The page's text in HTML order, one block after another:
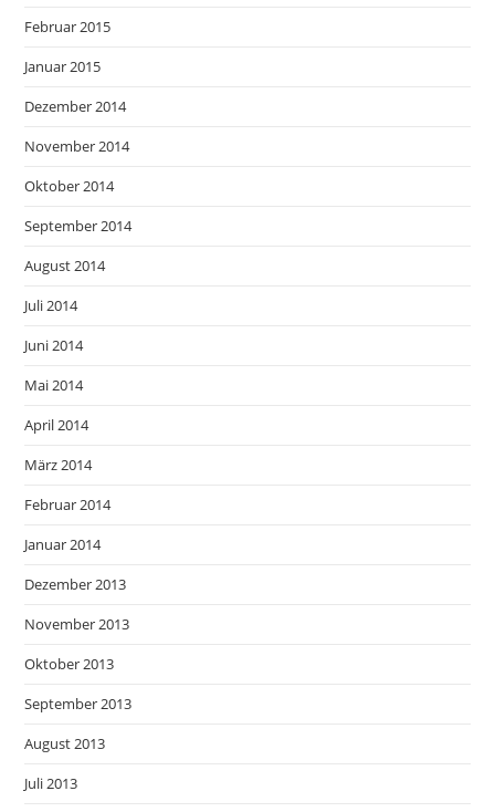
Februar 2015
Januar 2015
Dezember 2014
November 2014
Oktober 2014
September 2014
August 2014
Juli 2014
Juni 2014
Mai 2014
April 2014
März 2014
Februar 2014
Januar 2014
Dezember 2013
November 2013
Oktober 2013
September 2013
August 2013
Juli 2013